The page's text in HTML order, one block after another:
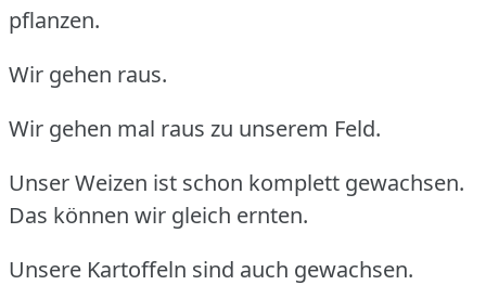
pflanzen.
Wir gehen raus.
Wir gehen mal raus zu unserem Feld.
Unser Weizen ist schon komplett gewachsen.
Das können wir gleich ernten.
Unsere Kartoffeln sind auch gewachsen.